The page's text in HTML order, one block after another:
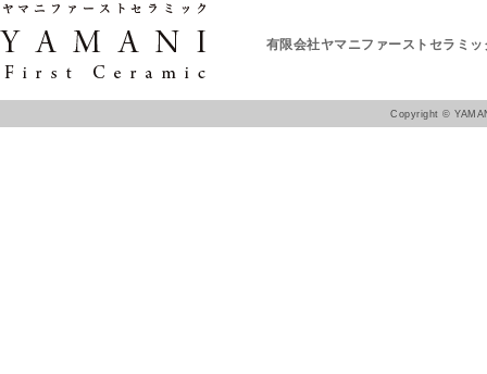
有限会社ヤマニファーストセラミッ
Copyright ©